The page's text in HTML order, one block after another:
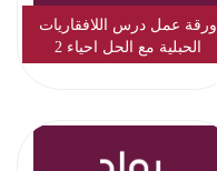
ورقة عمل درس اللافقاريات
الحبلية مع الحل احياء 2